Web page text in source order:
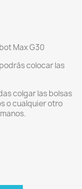
Max G30
colocar las
colgar las bolsas
o cualquier otro